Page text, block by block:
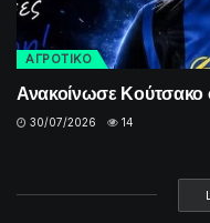
ΑΓΡΟΤΙΚΟ
Ανακοίνωσε Κούτσακο
30/07/2026 14